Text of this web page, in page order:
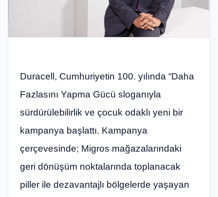
Duracell, Cumhuriyetin 100. yılında “Daha
Fazlasını Yapma Gücü sloganıyla
sürdürülebilirlik ve çocuk odaklı yeni bir
kampanya başlattı. Kampanya
çerçevesinde; Migros mağazalarındaki
geri dönüşüm noktalarında toplanacak
piller ile dezavantajlı bölgelerde yaşayan